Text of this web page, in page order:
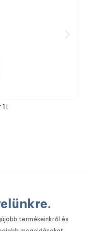
l
termékeinkről és